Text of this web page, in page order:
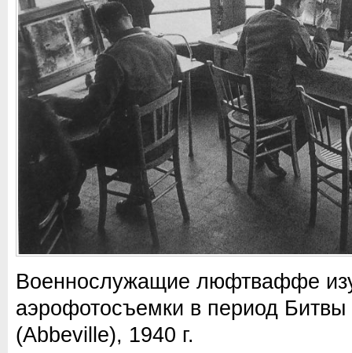
Военнослужащие люфтваффе
аэрофотосъемки в период
(Abbeville), 1940 г.